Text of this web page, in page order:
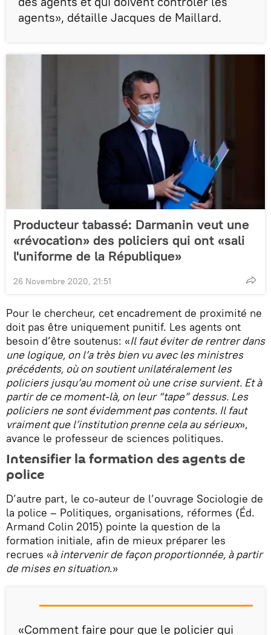
agents», détaille Jacques de Maillard.
Producteur tabassé: Darmanin veut une
«révocation» des policiers qui ont «sali
l'uniforme de la République»
26 Novembre 2020, 21:51
Pour le chercheur, cet encadrement de proximité ne
doit pas être uniquement punitif. Les agents ont
besoin d’être soutenus: «Il faut éviter de rentrer dans
une logique, on l’a très bien vu avec les ministres
précédents, où on soutient unilatéralement les
policiers jusqu’au moment où une crise survient. Et à
partir de ce moment-là, on leur “tape” dessus. Les
policiers ne sont évidemment pas contents. Il faut
vraiment que l’institution prenne cela au sérieux»,
avance le professeur de sciences politiques.
Intensifier la formation des agents de
police
D’autre part, le co-auteur de l’ouvrage Sociologie de
la police – Politiques, organisations, réformes (Éd.
Armand Colin 2015) pointe la question de la
formation initiale, afin de mieux préparer les
recrues «à intervenir de façon proportionnée, à partir
de mises en situation.»
«Comment faire pour que le policier qui